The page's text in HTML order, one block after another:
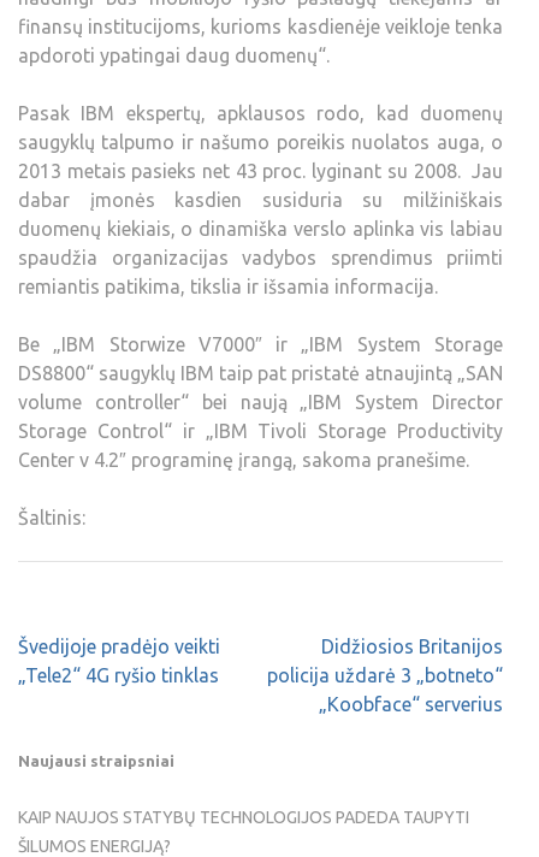
finansų institucijoms, kurioms kasdienėje veikloje tenka
apdoroti ypatingai daug duomenų“.
Pasak IBM ekspertų, apklausos rodo, kad duomenų
saugyklų talpumo ir našumo poreikis nuolatos auga, o
2013 metais pasieks net 43 proc. lyginant su 2008. Jau
dabar įmonės kasdien susiduria su milžiniškais
duomenų kiekiais, o dinamiška verslo aplinka vis labiau
spaudžia organizacijas vadybos sprendimus priimti
remiantis patikima, tikslia ir išsamia informacija.
Be „IBM Storwize V7000″ ir „IBM System Storage
DS8800“ saugyklų IBM taip pat pristatė atnaujintą „SAN
volume controller“ bei naują „IBM System Director
Storage Control“ ir „IBM Tivoli Storage Productivity
Center v 4.2″ programinę įrangą, sakoma pranešime.
Šaltinis:
Švedijoje pradėjo veikti
„Tele2“ 4G ryšio tinklas
Didžiosios Britanijos
policija uždarė 3 „botneto“
„Koobface“ serverius
Naujausi straipsniai
KAIP NAUJOS STATYBŲ TECHNOLOGIJOS PADEDA TAUPYTI
ŠILUMOS ENERGIJĄ?